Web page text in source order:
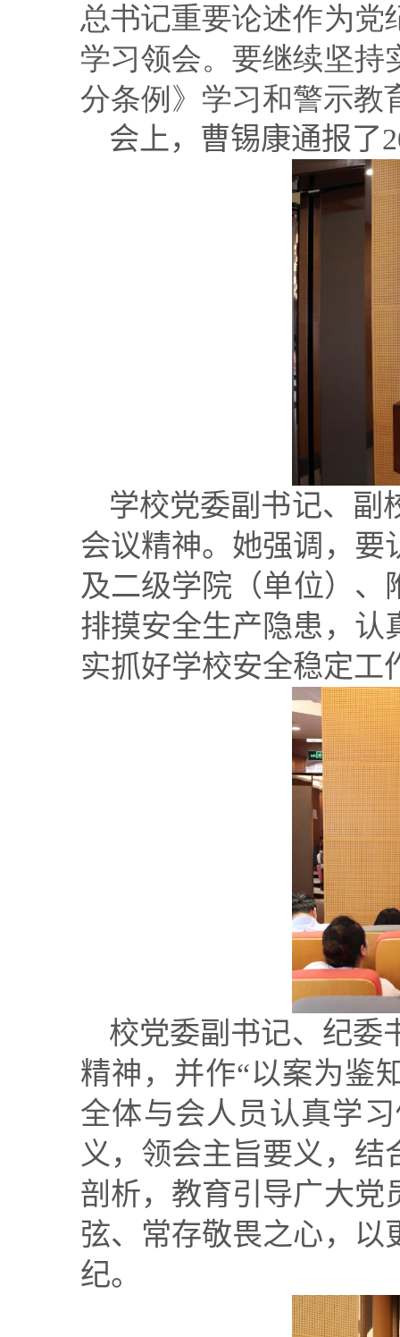
总书记重要论述作为党
学习领会。要继续坚持
分条例》学习和警示教
会上，曹锡康通报了
学校党委副书记、副
会议精神。她强调 ，要
及二级学院 （单位）、
排摸安全生产隐患，认
实抓好学校安全稳定工
校党委副书记、纪委
精神，并作“以案为鉴
全体与会人员认真学
义，领会主旨要义，
剖析，教育引导广大党
弦、常存敬畏之心，以
纪。